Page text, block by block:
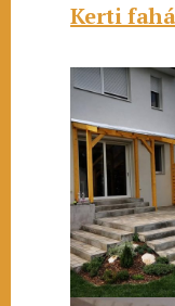
Kerti